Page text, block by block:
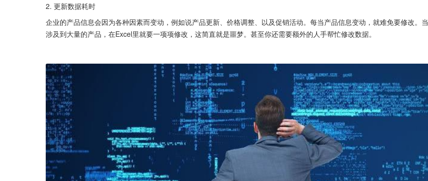
2. 更新数据耗时
企业的产品信息会因为各种因素而变动，例如说产品更新、价格调整、以及促销活动。每当产品信息变动，就难免要修改。当
涉及到大量的产品，在Excel里就要一项项修改，这简直就是噩梦。甚至你还需要额外的人手帮忙修改数据。